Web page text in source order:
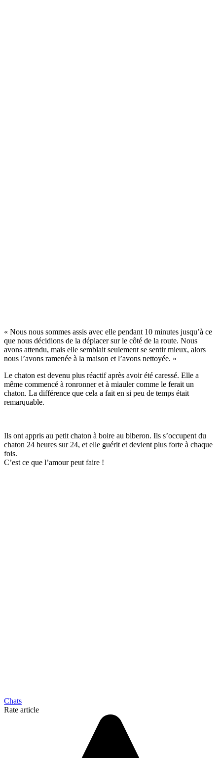
« Nous nous sommes assis avec elle pendant 10 minutes jusqu’à ce
que nous décidions de la déplacer sur le côté de la route. Nous
avons attendu, mais elle semblait seulement se sentir mieux, alors
nous l’avons ramenée à la maison et l’avons nettoyée. »
Le chaton est devenu plus réactif après avoir été caressé. Elle a
même commencé à ronronner et à miauler comme le ferait un
chaton. La différence que cela a fait en si peu de temps était
remarquable.
Ils ont appris au petit chaton à boire au biberon. Ils s’occupent du
chaton 24 heures sur 24, et elle guérit et devient plus forte à chaque
fois.
C’est ce que l’amour peut faire !
Chats
Rate article